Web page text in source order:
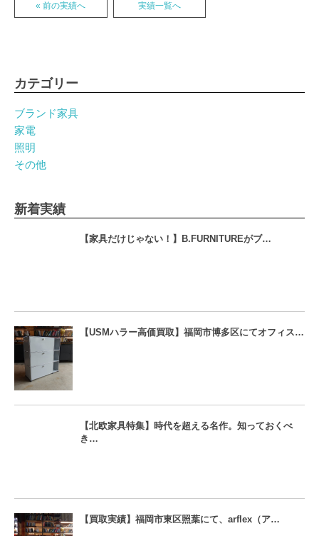
実績一覧へ
« 前の実績へ
カテゴリー
ブランド家具
家電
照明
その他
新着実績
【家具だけじゃない！】B.FURNITUREがブ…
【USMハラー高価買取】福岡市博多区にてオフィス…
【北欧家具特集】時代を超える名作。知っておくべ
き…
【買取実績】福岡市東区照葉にて、arflex（ア…